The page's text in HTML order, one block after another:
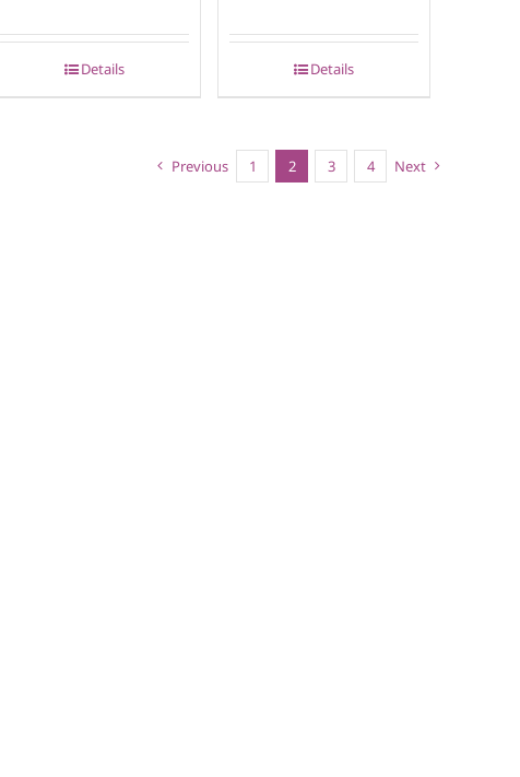
Details Details
Previous 1 2 3 4 Next